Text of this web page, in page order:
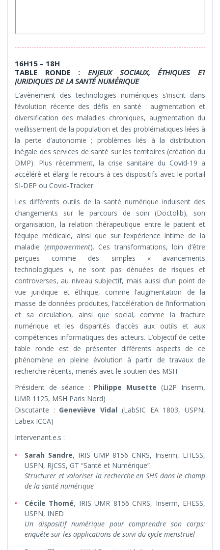
16H15 – 18H
TABLE RONDE : ENJEUX SOCIAUX, ÉTHIQUES ET
JURIDIQUES DE LA SANTÉ NUMÉRIQUE
L’avènement des technologies numériques s’inscrit dans
l’évolution récente des défis en santé : augmentation et
diversification des maladies chroniques, augmentation du
vieillissement de la population et des problématiques liées à
la perte d’autonomie ; problèmes liés à la distribution
inégale des services de santé sur les territoires (création du
DMP). Plus récemment, la crise sanitaire du Covid-19 a
accéléré et élargi le recours à ces dispositifs avec le portail
SI-DEP ou Covid-Tracker.
Les différents outils de la santé numérique induisent des
changements sur le parcours de soin (Doctolib), son
organisation, la relation thérapeutique entre le patient et
l’équipe médicale, ainsi que sur l’expérience intime de la
maladie (empowerment). Ces transformations, loin d’être
perçues comme des simples « avancements
technologiques », ne sont pas dénuées de risques et
controverses, au niveau subjectif, mais aussi d’un point de
vue juridique et éthique, comme l’augmentation de la
masse de données produites, l’accélération de l’information
et sa circulation, ainsi que social, comme la fracture
numérique et les disparités d’accès aux outils et aux
compétences informatiques des acteurs. L’objectif de cette
table ronde est de présenter différents aspects de ce
phénomène en pleine évolution à partir de travaux de
recherche récents, menés avec le soutien des MSH.
Président de séance : Philippe Musette (Li2P Inserm,
UMR 1125, MSH Paris Nord)
Discutante : Geneviève Vidal (LabSIC EA 1803, USPN,
Labex ICCA)
Intervenant.e.s :
Sarah Sandre, IRIS UMP 8156 CNRS, Inserm, EHESS,
USPN, RJCSS, GT “Santé et Numérique”
Structurer et valoriser la recherche en SHS dans le champ
de la santé numérique
Cécile Thomé, IRIS UMR 8156 CNRS, Inserm, EHESS,
USPN, INED
Un dispositif numérique pour comprendre son corps:
enquête sur les applications de suivi du cycle menstruel